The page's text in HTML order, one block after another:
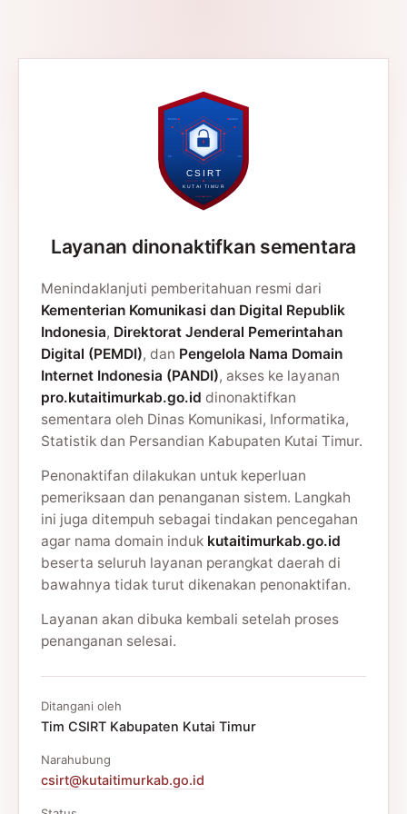
Layanan dinonaktifkan sementara
Menindaklanjuti pemberitahuan resmi dari
Kementerian Komunikasi dan Digital Republik
Indonesia, Direktorat Jenderal Pemerintahan
Digital (PEMDI), dan Pengelola Nama Domain
Internet Indonesia (PANDI), akses ke layanan
pro.kutaitimurkab.go.id dinonaktifkan
sementara oleh Dinas Komunikasi, Informatika,
Statistik dan Persandian Kabupaten Kutai Timur.
Penonaktifan dilakukan untuk keperluan
pemeriksaan dan penanganan sistem. Langkah
ini juga ditempuh sebagai tindakan pencegahan
agar nama domain induk kutaitimurkab.go.id
beserta seluruh layanan perangkat daerah di
bawahnya tidak turut dikenakan penonaktifan.
Layanan akan dibuka kembali setelah proses
penanganan selesai.
Ditangani oleh
Tim CSIRT Kabupaten Kutai Timur
Narahubung
csirt@kutaitimurkab.go.id